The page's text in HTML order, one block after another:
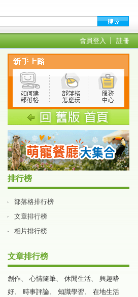
會員登入 註冊
排行榜
部落格排行榜
文章排行榜
相片排行榜
文章排行榜
創作、 心情隨筆、 休閒生活、 興趣嗜
好、 時事評論、 知識學習、 在地生活